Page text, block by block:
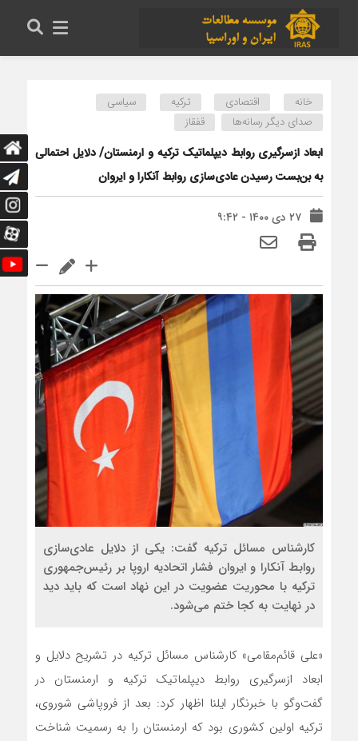
خانه اقتصادی ترکیه
سیاسی
صدای دیگر رسانه‌ها
قفقاز
ابعاد ازسرگیری روابط دیپلماتیک ترکیه و ارمنستان/ دلایل احتمالی
به بن‌بست رسیدن عادی‌سازی روابط آنکارا و ایروان
۲۷ دی ۱۴۰۰ - ۹:۴۲
کارشناس مسائل ترکیه گفت: یکی از دلایل عادی‌سازی
روابط آنکارا و ایروان فشار اتحادیه اروپا بر رئیس‌جمهوری
ترکیه با محوریت عضویت در این نهاد است که باید دید
در نهایت به کجا ختم می‌شود.
«علی قائم‌مقامی» کارشناس مسائل ترکیه در تشریح دلایل و
ابعاد ازسرگیری روابط دیپلماتیک ترکیه و ارمنستان در
گفت‌وگو با خبرنگار ایلنا اظهار کرد: بعد از فروپاشی شوروی،
ترکیه اولین کشوری بود که ارمنستان را به رسمیت شناخت